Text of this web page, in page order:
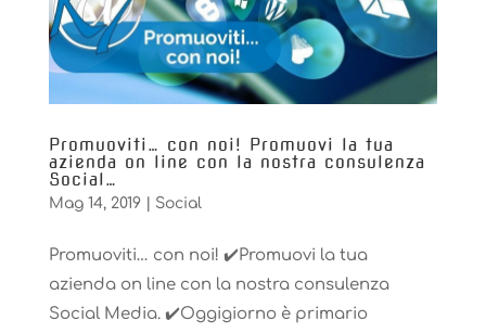
Promuoviti… con noi! ️Promuovi la tua
azienda on line con la nostra consulenza
Social…
Mag 14, 2019| Social
Promuoviti… con noi! ✔️Promuovi la tua
azienda on line con la nostra consulenza
Social Media. ✔️Oggigiorno è primario